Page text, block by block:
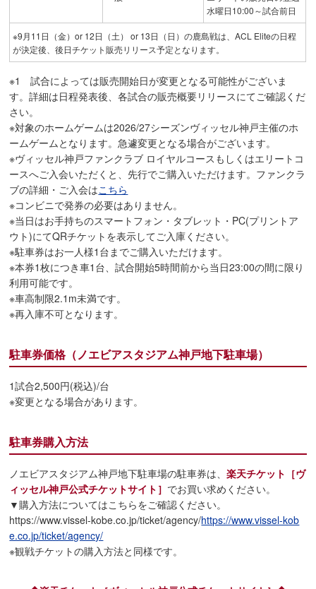
水曜日10:00～試合前日
※9月11日（金）or 12日（土） or 13日（日）の鹿島戦は、ACL Eliteの日程
が決定後、後日チケット販売リリース予定となります。
※1 試合によっては販売開始日が変更となる可能性がございま
す。詳細は日程発表後、各試合の販売概要リリースにてご確認くだ
さい。
※対象のホームゲームは2026/27シーズンヴィッセル神戸主催のホ
ームゲームとなります。急遽変更となる場合がございます。
※ヴィッセル神戸ファンクラブ ロイヤルコースもしくはエリートコ
ースへご入会いただくと、先行でご購入いただけます。ファンクラ
ブの詳細・ご入会はこちら
※コンビニで発券の必要はありません。
※当日はお手持ちのスマートフォン・タブレット・PC(プリントア
ウト)にてQRチケットを表示してご入庫ください。
※駐車券はお一人様1台までご購入いただけます。
※本券1枚につき車1台、試合開始5時間前から当日23:00の間に限り
利用可能です。
※車高制限2.1m未満です。
※再入庫不可となります。
駐車券価格（ノエビアスタジアム神戸地下駐車場）
1試合2,500円(税込)/台
※変更となる場合があります。
駐車券購入方法
ノエビアスタジアム神戸地下駐車場の駐車券は、楽天チケット［ヴ
ィッセル神戸公式チケットサイト］ でお買い求めください。
▼購入方法についてはこちらをご確認ください。
https://www.vissel-kobe.co.jp/ticket/agency/https://www.vissel-kob
e.co.jp/ticket/agency/
※観戦チケットの購入方法と同様です。